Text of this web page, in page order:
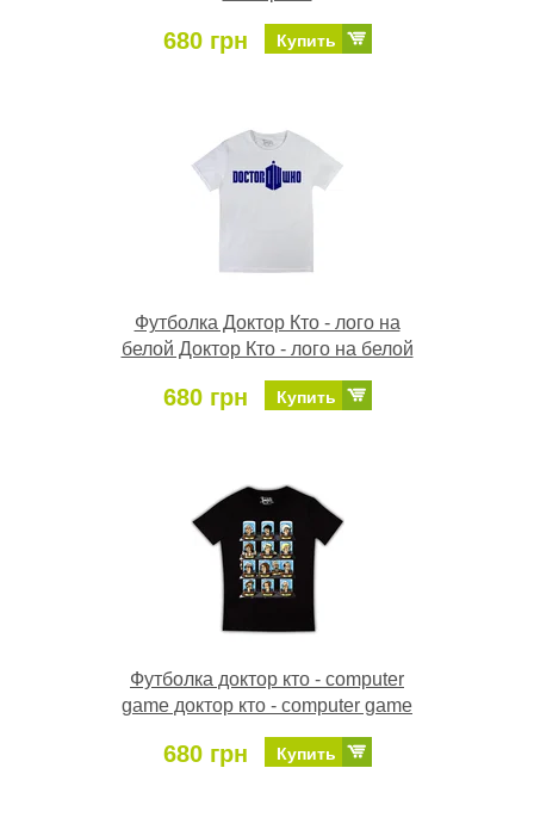
680 грн Купить
Футболка Доктор Кто - лого на
белой Доктор Кто - лого на белой
680 грн Купить
Футболка доктор кто - computer
game доктор кто - computer game
680 грн Купить